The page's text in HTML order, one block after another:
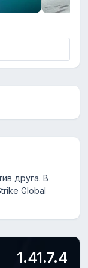
друга. В
Global
1.41.7.4